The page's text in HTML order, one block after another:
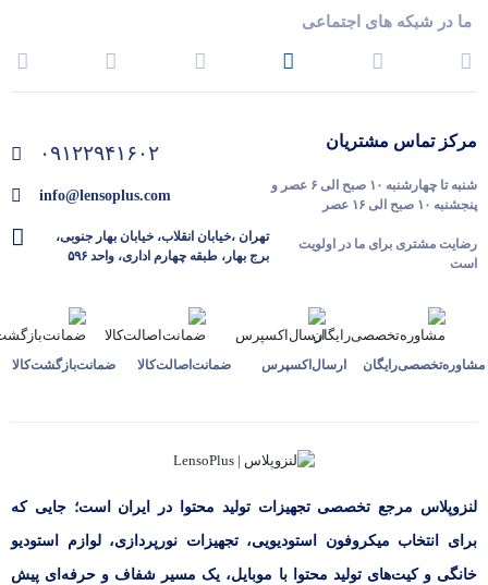
ما در شبکه های اجتماعی
مرکز تماس مشتریان
شنبه تا چهارشنبه ۱۰ صبح الی ۶ عصر و
پنجشنبه ۱۰ صبح الی ۱۶ عصر
رضایت مشتری برای ما در اولویت
است
۰۹۱۲۲۹۴۱۶۰۲
info@lensoplus.com
تهران ،خیابان انقلاب، خیابان بهار جنوبی،
برج بهار، طبقه چهارم اداری، واحد ۵۹۶
مشاوره‌تخصصی‌رایگان ارسال‌اکسپرس ضمانت‌اصالت‌کالا ضمانت‌بازگشت‌کالا
لنزوپلاس مرجع تخصصی تجهیزات تولید محتوا در ایران است؛ جایی که
برای انتخاب میکروفون استودیویی، تجهیزات نورپردازی، لوازم استودیو
خانگی و کیت‌های تولید محتوا با موبایل، یک مسیر شفاف و حرفه‌ای پیش